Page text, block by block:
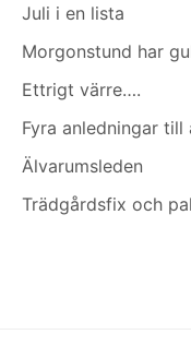
Juli i en lista
Morgonstund har
Ettrigt värre….
Fyra anledningar
Älvarumsleden
Trädgårdsfix och